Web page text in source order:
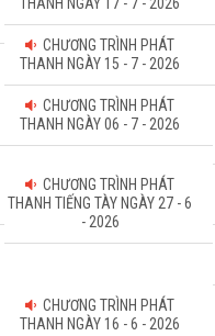
CHƯƠNG TRÌNH PHÁT
THANH NGÀY 15 - 7 - 2026
CHƯƠNG TRÌNH PHÁT
THANH NGÀY 06 - 7 - 2026
CHƯƠNG TRÌNH PHÁT
THANH TIẾNG TÀY NGÀY 27 - 6
- 2026
CHƯƠNG TRÌNH PHÁT
THANH NGÀY 16 - 6 - 2026